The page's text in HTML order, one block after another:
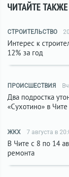
ЧИТАЙТЕ ТАКЖЕ
СТРОИТЕЛЬСТВО
Интерес к
12% за год
ПРОИСШЕСТВИЯ
Два подростка
«Сухотино» в Чите
ЖКХ 7 августа в
В Чите с 8 по 14
ремонта